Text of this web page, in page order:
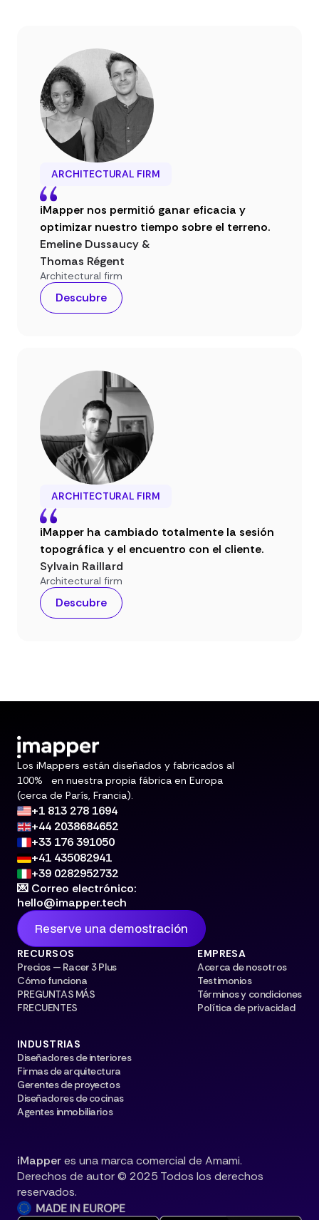
ARCHITECTURAL FIRM
iMapper nos permitió ganar eficacia y
optimizar nuestro tiempo sobre el terreno.
Emeline Dussaucy &
Thomas Régent
Architectural firm
Descubre
ARCHITECTURAL FIRM
iMapper ha cambiado totalmente la sesión
topográfica y el encuentro con el cliente.
Sylvain Raillard
Architectural firm
Descubre
Los iMappers están diseñados y fabricados al
100% en nuestra propia fábrica en Europa
(cerca de París, Francia).
+1 813 278 1694
+44 2038684652
+33 176 391050
+41 435082941
+39 0282952732
💌 Correo electrónico:
hello@imapper.tech
Reserve una demostración
RECURSOS
Precios — Racer 3 Plus
Cómo funciona
PREGUNTAS MÁS
FRECUENTES
EMPRESA
Acerca de nosotros
Testimonios
Términos y condiciones
Política de privacidad
INDUSTRIAS
Diseñadores de interiores
Firmas de arquitectura
Gerentes de proyectos
Diseñadores de cocinas
Agentes inmobiliarios
iMapperes una marca comercial de Amami.
Derechos de autor © 2025 Todos los derechos
reservados.